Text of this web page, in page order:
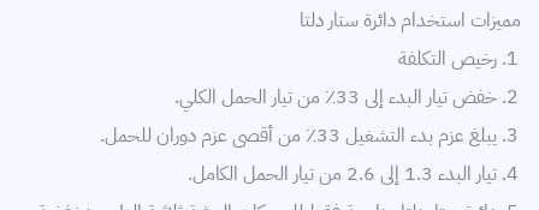
مميزات استخدام دائرة ستار دلتا
رخيص التكلفة
خفض تيار البدء إلى 33٪ من تيار الحمل الكلي.
يبلغ عزم بدء التشغيل 33٪ من أقصى عزم دوران للحمل.
تيار البدء 1.3 إلى 2.6 من تيار الحمل الكامل.